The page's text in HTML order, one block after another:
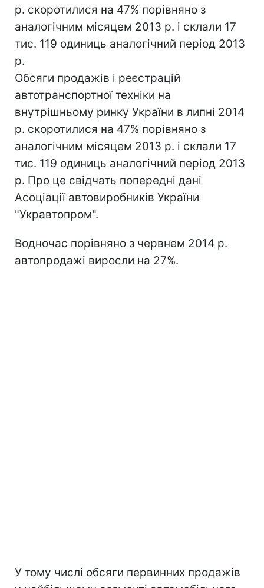
р. скоротилися на 47% порівняно з
аналогічним місяцем 2013 р. і склали 17
тис. 119 одиниць аналогічний період 2013
р.
Обсяги продажів і реєстрацій
автотранспортної техніки на
внутрішньому ринку України в липні 2014
р. скоротилися на 47% порівняно з
аналогічним місяцем 2013 р. і склали 17
тис. 119 одиниць аналогічний період 2013
р. Про це свідчать попередні дані
Асоціації автовиробників України
"Укравтопром".
Водночас порівняно з червнем 2014 р.
автопродажі виросли на 27%.
У тому числі обсяги первинних продажів